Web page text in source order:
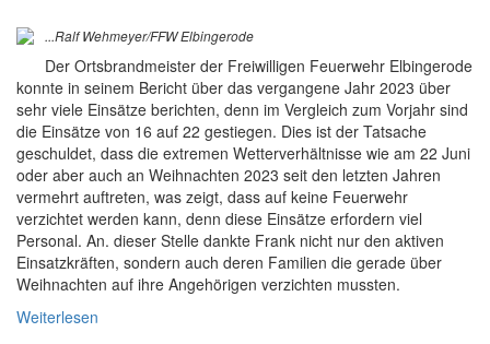
...Ralf Wehmeyer/FFW Elbingerode
Der Ortsbrandmeister der Freiwilligen Feuerwehr Elbingerode
konnte in seinem Bericht über das vergangene Jahr 2023 über
sehr viele Einsätze berichten, denn im Vergleich zum Vorjahr sind
die Einsätze von 16 auf 22 gestiegen. Dies ist der Tatsache
geschuldet, dass die extremen Wetterverhältnisse wie am 22 Juni
oder aber auch an Weihnachten 2023 seit den letzten Jahren
vermehrt auftreten, was zeigt, dass auf keine Feuerwehr
verzichtet werden kann, denn diese Einsätze erfordern viel
Personal. An. dieser Stelle dankte Frank nicht nur den aktiven
Einsatzkräften, sondern auch deren Familien die gerade über
Weihnachten auf ihre Angehörigen verzichten mussten.
Weiterlesen